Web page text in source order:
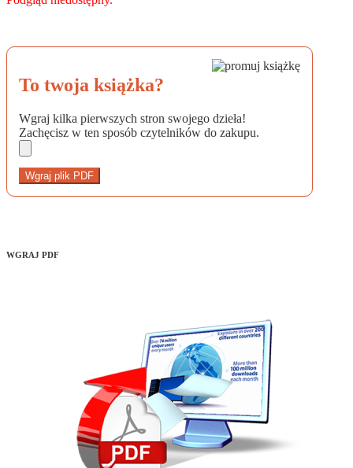
To twoja książka?
Wgraj kilka pierwszych stron swojego dzieła!
Zachęcisz w ten sposób czytelników do zakupu.
Wgraj plik PDF
WGRAJ PDF